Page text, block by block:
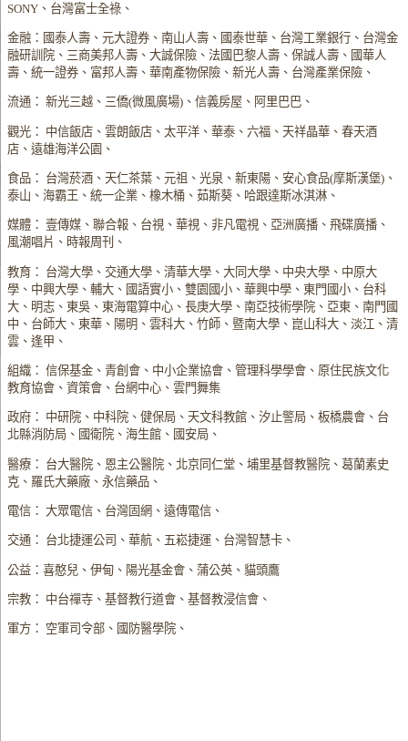
SONY、台灣富士全祿、
金融：國泰人壽、元大證券、南山人壽、國泰世華、台灣工業銀行、台灣金
融研訓院、三商美邦人壽、大誠保險、法國巴黎人壽、保誠人壽、國華人
壽、統一證券、富邦人壽、華南產物保險、新光人壽、台灣產業保險、
流通： 新光三越、三僑(微風廣場)、信義房屋、阿里巴巴、
觀光： 中信飯店、雲朗飯店、太平洋、華泰、六福、天祥晶華、春天酒
店、遠雄海洋公園、
食品： 台灣菸酒、天仁茶葉、元祖、光泉、新東陽、安心食品(摩斯漢堡)、
泰山、海霸王、統一企業、橡木桶、茹斯葵、哈跟達斯冰淇淋、
媒體： 壹傳媒、聯合報、台視、華視、非凡電視、亞洲廣播、飛碟廣播、
風潮唱片、時報周刊、
教育： 台灣大學、交通大學、清華大學、大同大學、中央大學、中原大
學、中興大學、輔大、國語實小、雙園國小、華興中學、東門國小、台科
大、明志、東吳、東海電算中心、長庚大學、南亞技術學院、亞東、南門國
中、台師大、東華、陽明、雲科大、竹師、暨南大學、崑山科大、淡江、清
雲、逢甲、
組織： 信保基金、青創會、中小企業協會、管理科學學會、原住民族文化
教育協會、資策會、台網中心、雲門舞集
政府： 中研院、中科院、健保局、天文科教館、汐止警局、板橋農會、台
北縣消防局、國衛院、海生館、國安局、
醫療： 台大醫院、恩主公醫院、北京同仁堂、埔里基督教醫院、葛蘭素史
克、羅氏大藥廠、永信藥品、
電信： 大眾電信、台灣固網、遠傳電信、
交通： 台北捷運公司、華航、五崧捷運、台灣智慧卡、
公益：喜憨兒、伊甸、陽光基金會、蒲公英、貓頭鷹
宗教： 中台禪寺、基督教行道會、基督教浸信會、
軍方： 空軍司令部、國防醫學院、